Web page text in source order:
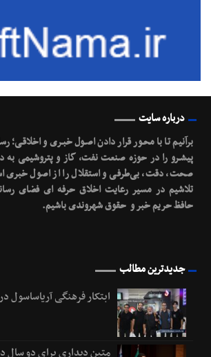
درباره سایت
برآنیم تا با محـور قرار دادن اصـول خبـری و
پیشـرو را در حوزه صنعت نفت، گاز و پتروشیمی به
صحت، دقت، بی‌طرفی و استقلال را از اصول خبری
تلاشیم در مسیر رعایت اخلاق حرفه ای فضای
حافظ حریم خبر و حقوق شهروندی باشیم.
جدیدترین مطالب
ابتکار فرهنگی آریاساسول
متین دیداری برای دو سال